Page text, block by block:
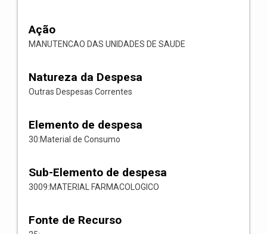
Ação
MANUTENCAO DAS UNIDADES DE SAUDE
Natureza da Despesa
Outras Despesas Correntes
Elemento de despesa
30:Material de Consumo
Sub-Elemento de despesa
3009:MATERIAL FARMACOLOGICO
Fonte de Recurso